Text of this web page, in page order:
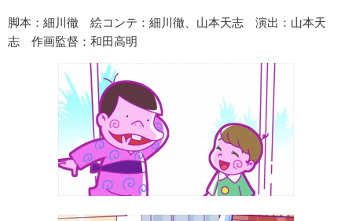
脚本：細川徹 絵コンテ：細川徹、山本天志 演出：山本天
志 作画監督：和田高明